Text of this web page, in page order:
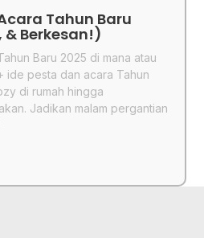
Tahun Baru
& Berkesan!)
Baru 2025 di mana atau
ide pesta dan acara Tahun
di rumah hingga
Jadikan malam pergantian